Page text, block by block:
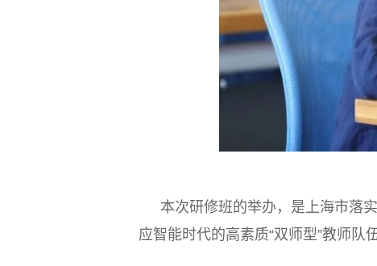
本次研修班的举办，是上海市落
应智能时代的高素质“双师型”教师队